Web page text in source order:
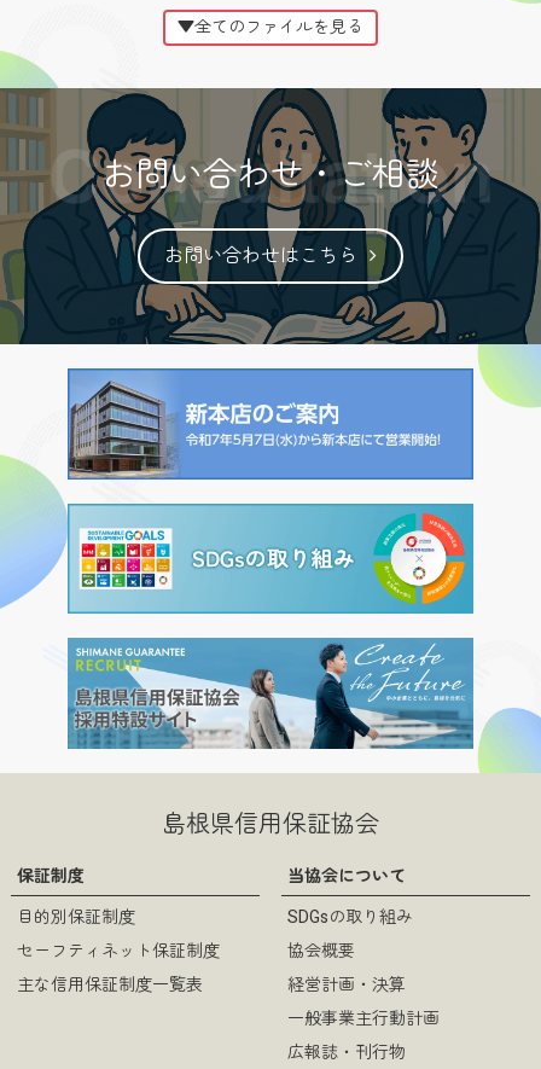
形式 / 729KB）
過去のチラシ（18）.pdf
形式 / 721KB）
過去のチラシ（17）.pdf
形式 / 843KB）
過去のチラシ（16）.pdf（pdf
過去のチラシ（15）.pdf（pdf
過去のチラシ（14）.pdf
形式 / 839KB）
▼全てのファイルを見る
お問い合わせ・ご相談
お問い合わせはこちら
島根県信用保証協会
保証制度
目的別保証制度
セーフティネット保証制度
主な信用保証制度一覧表
当協会について
SDGsの取り組み
協会概要
経営計画・決算
一般事業主行動計画
広報誌・刊行物